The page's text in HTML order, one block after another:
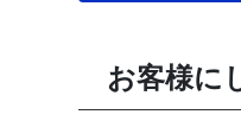
お客様に